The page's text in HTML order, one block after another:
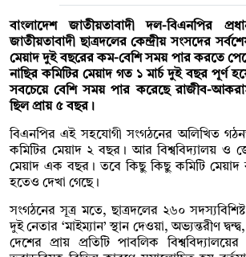
বাংলাদেশ জাতীয়তাবাদী দল-বিএনপির
জাতীয়তাবাদী ছাত্রদলের কেন্দ্রীয় সংসদের
মেয়াদ দুই বছরের কম-বেশি সময় পার করতে
নাছির কমিটির মেয়াদ গত ১ মার্চ দুই বছর পূর্ণ
সবচেয়ে বেশি সময় পার করেছে রাজীব-
ছিল প্রায় ৫ বছর।
বিএনপির এই সহযোগী সংগঠনের অলিখিত
কমিটির মেয়াদ ২ বছর। আর বিশ্ববিদ্যালয় ও
মেয়াদ এক বছর। তবে কিছু কিছু কমিটি
হতেও দেখা গেছে।
সংগঠনের সূত্র মতে, ছাত্রদলের ২৬০ সদস্যবিশিষ্ট
দুই নেতার ‘মাইম্যান’ স্থান দেওয়া, অভ্যন্তরীণ
দেশের প্রায় প্রতিটি পাবলিক বিশ্ববিদ্যালয়ের